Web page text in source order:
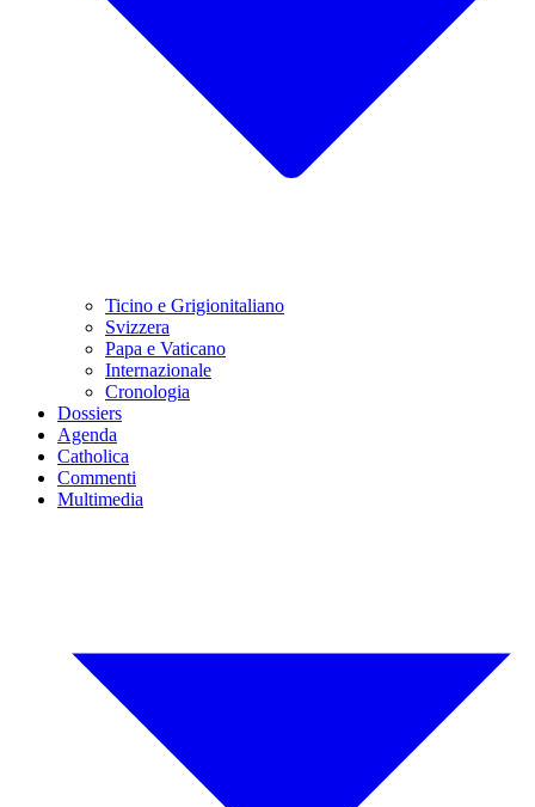
Ticino e Grigionitaliano
Svizzera
Papa e Vaticano
Internazionale
Cronologia
Dossiers
Agenda
Catholica
Commenti
Multimedia